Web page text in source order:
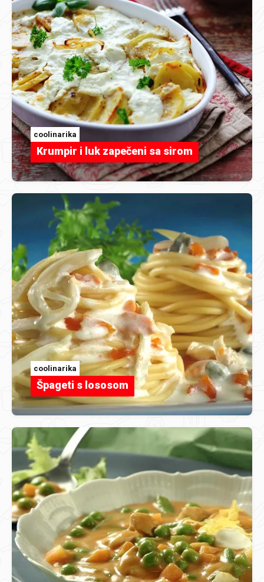
coolinarika
Krumpir i luk zapečeni sa sirom
coolinarika
Špageti s lososom